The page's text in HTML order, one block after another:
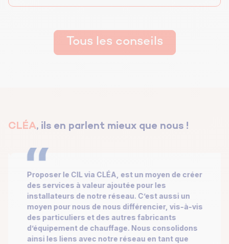
Tous les conseils
CLÉA, ils en parlent mieux que nous !
Proposer le CIL via CLÉA, est un moyen de créer
des services à valeur ajoutée pour les
installateurs de notre réseau. C’est aussi un
moyen pour nous de nous différencier, vis-à-vis
des particuliers et des autres fabricants
d’équipement de chauffage. Nous consolidons
ainsi les liens avec notre réseau en tant que